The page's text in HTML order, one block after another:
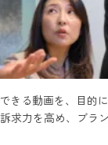
きる動画を、目的
求力を高め、ブラ